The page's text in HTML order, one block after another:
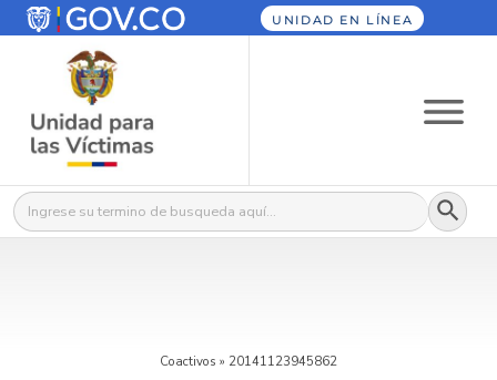
UNIDAD EN LÍNEA
Buscar: Botón
Coactivos » 20141123945862